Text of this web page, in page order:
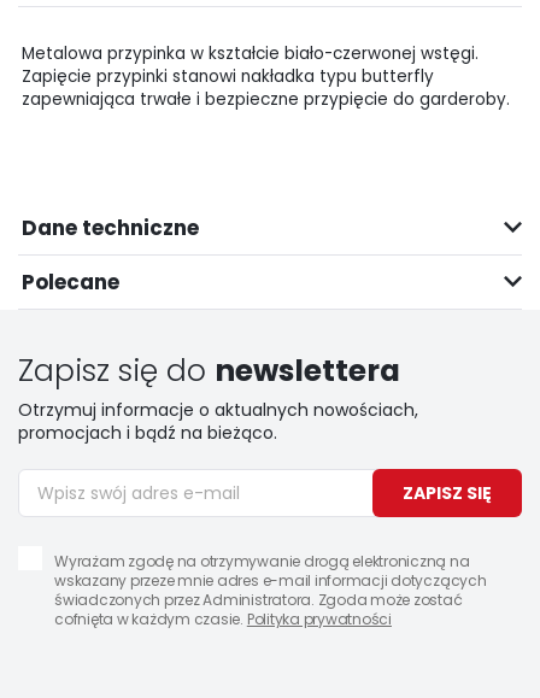
Metalowa przypinka w kształcie biało-czerwonej wstęgi.
Zapięcie przypinki stanowi nakładka typu butterfly
zapewniająca trwałe i bezpieczne przypięcie do garderoby.
Dane techniczne
Polecane
Zapisz się do newslettera
Otrzymuj informacje o aktualnych nowościach,
promocjach i bądź na bieżąco.
ZAPISZ SIĘ
Wyrażam zgodę na otrzymywanie drogą elektroniczną na
wskazany przeze mnie adres e-mail informacji dotyczących
świadczonych przez Administratora. Zgoda może zostać
cofnięta w każdym czasie. Polityka prywatności